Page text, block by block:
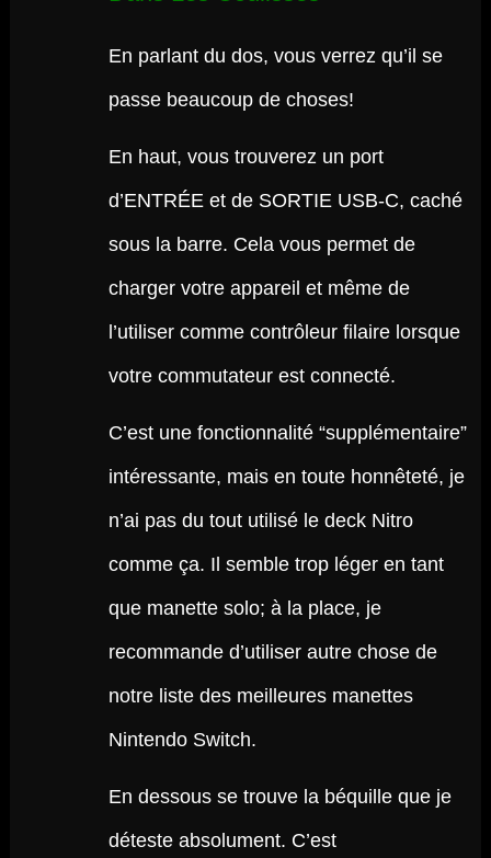
En parlant du dos, vous verrez qu’il se
passe beaucoup de choses!
En haut, vous trouverez un port
d’ENTRÉE et de SORTIE USB-C, caché
sous la barre. Cela vous permet de
charger votre appareil et même de
l’utiliser comme contrôleur filaire lorsque
votre commutateur est connecté.
C’est une fonctionnalité “supplémentaire”
intéressante, mais en toute honnêteté, je
n’ai pas du tout utilisé le deck Nitro
comme ça. Il semble trop léger en tant
que manette solo; à la place, je
recommande d’utiliser autre chose de
notre liste des meilleures manettes
Nintendo Switch.
En dessous se trouve la béquille que je
déteste absolument. C’est